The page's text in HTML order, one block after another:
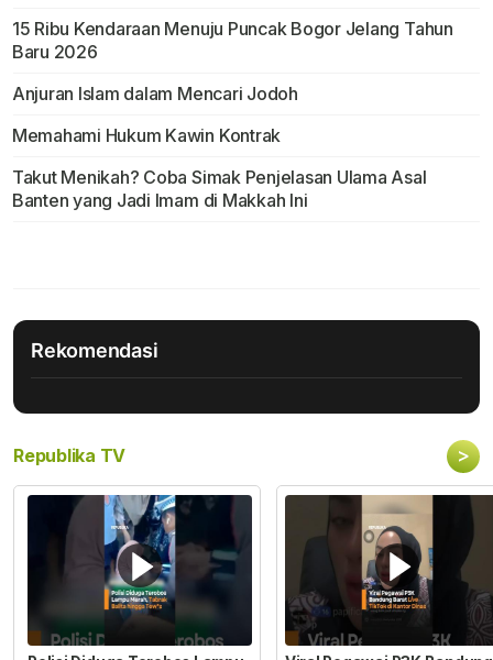
15 Ribu Kendaraan Menuju Puncak Bogor Jelang Tahun
Baru 2026
Anjuran Islam dalam Mencari Jodoh
Memahami Hukum Kawin Kontrak
Takut Menikah? Coba Simak Penjelasan Ulama Asal
Banten yang Jadi Imam di Makkah Ini
Rekomendasi
Republika TV >